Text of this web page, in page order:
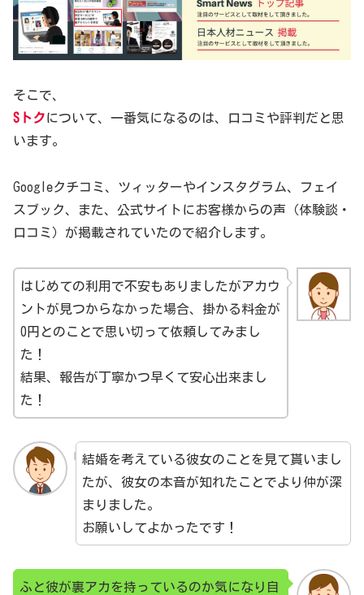
そこで、
Sトクについて、一番気になるのは、口コミや評判だと思
います。
Googleクチコミ、ツィッターやインスタグラム、フェイ
スブック、また、公式サイトにお客様からの声（体験談・
口コミ）が掲載されていたので紹介します。
はじめての利用で不安もありましたがアカウ
ントが見つからなかった場合、掛かる料金が
0円とのことで思い切って依頼してみまし
た！
結果、報告が丁寧かつ早くて安心出来まし
た！
結婚を考えている彼女のことを見て貰いまし
たが、彼女の本音が知れたことでより仲が深
まりました。
お願いしてよかったです！
ふと彼が裏アカを持っているのか気になり自